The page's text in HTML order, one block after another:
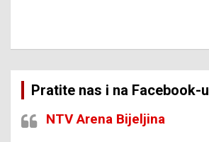
Pratite nas i na Facebook-u
NTV Arena Bijeljina